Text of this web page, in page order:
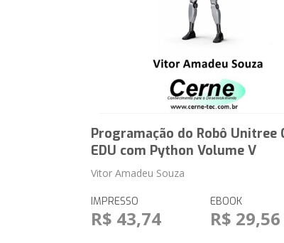
Programação do Robô Unitree
EDU com Python Volume V
Vitor Amadeu Souza
IMPRESSO
R$ 43,74
EBOOK
R$ 29,56